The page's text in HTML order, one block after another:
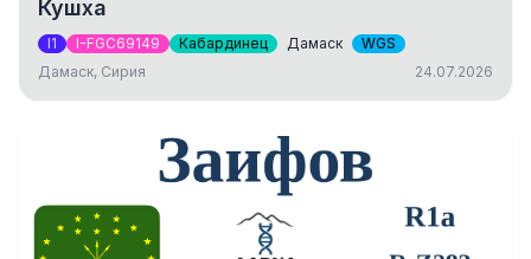
Кушха
I1 I-FGC69149 Кабардинец Дамаск
WGS
Дамаск, Сирия
24.07.2026